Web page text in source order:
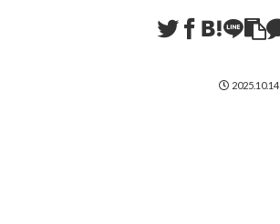
2025.10.14